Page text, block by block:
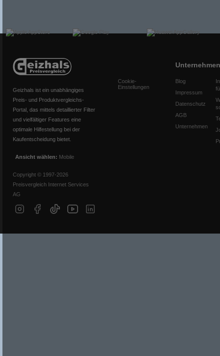
Geizhals ist ein unabhängiges
Preis- und Produktvergleichs-
Portal, das mittels detaillierter Filter
und vielfältiger Features eine
optimale Hilfestellung bei der
Kaufentscheidung bietet.
Ansicht wählen: Mobile
Copyright © 1997-2026
Preisvergleich Internet Services
AG
Cookie-
Einstellungen
Unternehmen
Blog
Impressum
Datenschutz
AGB
Unternehmen